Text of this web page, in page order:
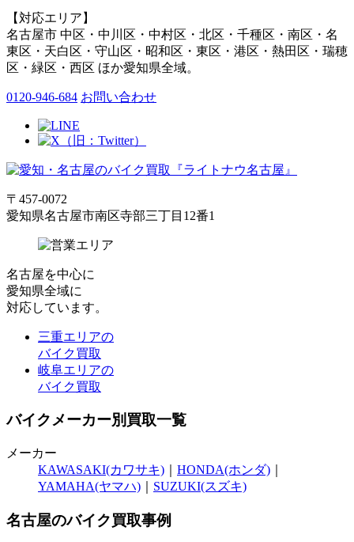
【対応エリア】
名古屋市 中区・中川区・中村区・北区・千種区・南区・名
東区・天白区・守山区・昭和区・東区・港区・熱田区・瑞穂
区・緑区・西区 ほか愛知県全域。
0120-946-684 お問い合わせ
〒457-0072
愛知県名古屋市南区寺部三丁目12番1
名古屋を中心に
愛知県全域に
対応しています。
三重エリアの
バイク買取
岐阜エリアの
バイク買取
バイクメーカー別買取一覧
メーカー
KAWASAKI(カワサキ)
HONDA(ホンダ)
YAMAHA(ヤマハ)
SUZUKI(スズキ)
名古屋のバイク買取事例